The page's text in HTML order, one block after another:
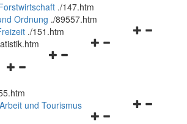
./147.htm
Ordnung ./89557.htm
Navigationsmenü
./151.htm
Navigationsmenü
Navigationsmenü
und
schließen
Navigationsmenü
und Tourismus